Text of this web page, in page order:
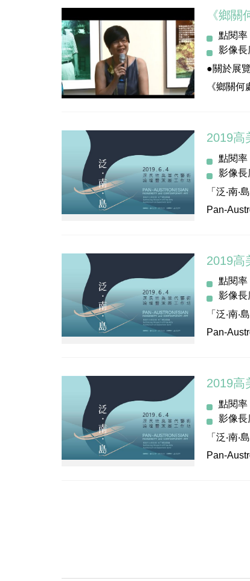
鋼琴｜潘
資料照片
片長：29
@高雄
補助單
主辦單位
協辦單位
贊助單
誠美地產
指定飯店
●2019高
●相關活
開幕論壇
日期時間
論壇地點
主持人：
與談人：
徐永旭 (
《鄉
點閱率
影像長
●關於展
《鄉關
手法，作
《我們在
全非的、
●展覽自
●發言順
高雄市立
策展人
與談學者
交流回饋
2019高
點閱率
影像長
「泛‧南
Pan-
論壇期程:
會場：高
---
●策展工
李韻儀/
蘇素敏/
林怡華/
這個工
點閱率
影像長
「泛‧南
Pan-
論壇期程:
會場：高
---
●焦點論
高俊宏/
點閱率
影像長
「泛‧南
Pan-
論壇期程
會場：